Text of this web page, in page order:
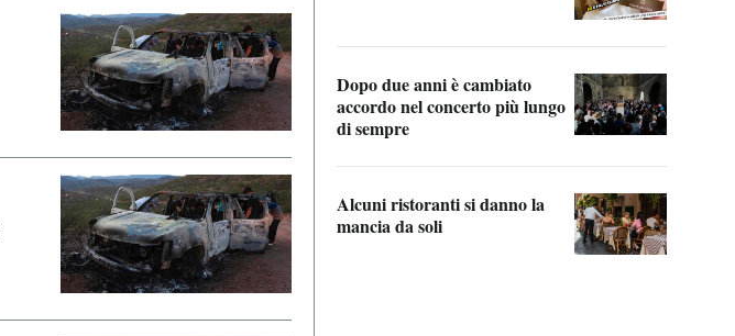
Dopo due anni è cambiato
accordo nel concerto più lungo
di sempre
Alcuni ristoranti si danno la
mancia da soli